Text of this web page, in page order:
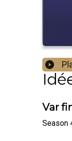
Var
Season